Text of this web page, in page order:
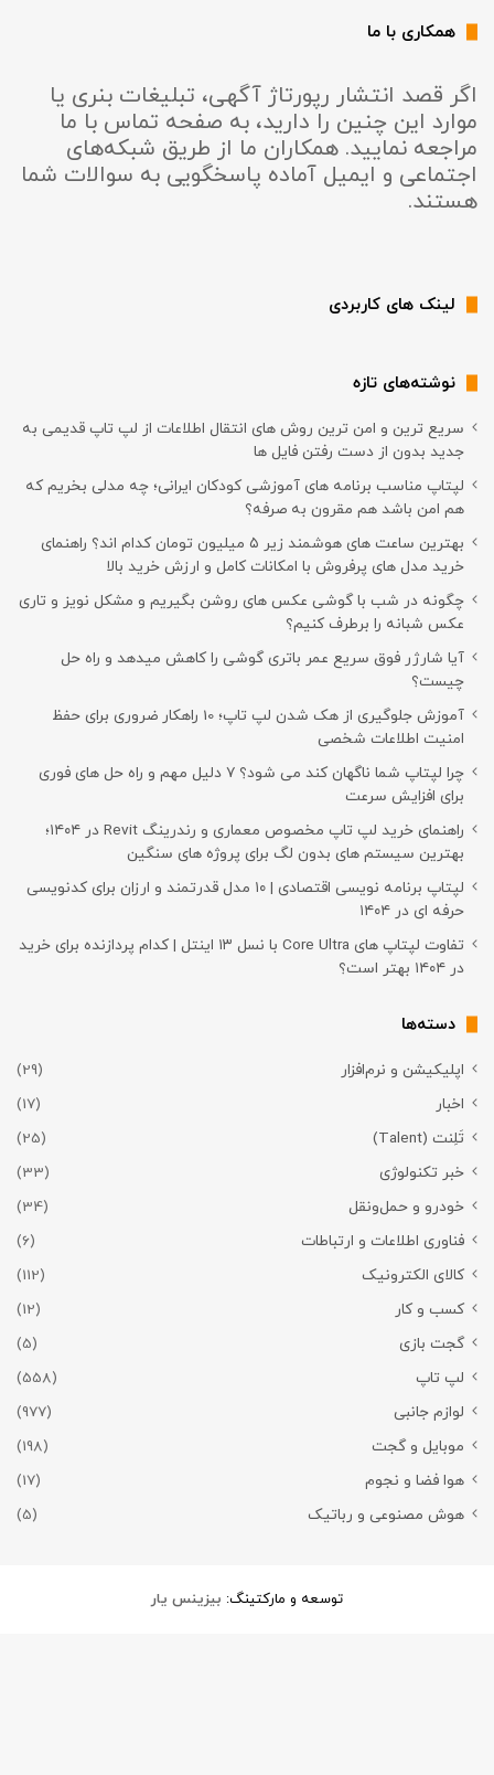
همکاری با ما
اگر قصد انتشار رپورتاژ آگهی، تبلیغات بنری یا
موارد این چنین را دارید، به صفحه تماس با ما
مراجعه نمایید. همکاران ما از طریق شبکه‌های
اجتماعی و ایمیل آماده پاسخگویی به سوالات شما
هستند.
لینک های کاربردی
نوشته‌های تازه
سریع ترین و امن ترین روش های انتقال اطلاعات از لپ تاپ قدیمی به
جدید بدون از دست رفتن فایل ها
لپتاپ مناسب برنامه های آموزشی کودکان ایرانی؛ چه مدلی بخریم که
هم امن باشد هم مقرون به صرفه؟
بهترین ساعت های هوشمند زیر ۵ میلیون تومان کدام اند؟ راهنمای
خرید مدل های پرفروش با امکانات کامل و ارزش خرید بالا
چگونه در شب با گوشی عکس های روشن بگیریم و مشکل نویز و تاری
عکس شبانه را برطرف کنیم؟
آیا شارژر فوق سریع عمر باتری گوشی را کاهش میدهد و راه حل
چیست؟
آموزش جلوگیری از هک شدن لپ تاپ؛ 10 راهکار ضروری برای حفظ
امنیت اطلاعات شخصی
چرا لپتاپ شما ناگهان کند می شود؟ ۷ دلیل مهم و راه حل های فوری
برای افزایش سرعت
راهنمای خرید لپ تاپ مخصوص معماری و رندرینگ Revit در ۱۴۰۴؛
بهترین سیستم های بدون لگ برای پروژه های سنگین
لپتاپ برنامه نویسی اقتصادی | ۱۰ مدل قدرتمند و ارزان برای کدنویسی
حرفه ای در ۱۴۰۴
تفاوت لپتاپ های Core Ultra با نسل ۱۳ اینتل | کدام پردازنده برای خرید
در ۱۴۰۴ بهتر است؟
دسته‌ها
اپلیکیشن و نرم‌افزار
(29)
اخبار
(17)
تَلِنت (Talent)
(25)
خبر تکنولوژی
(33)
خودرو و حمل‌و‌نقل
(34)
فناوری اطلاعات و ارتباطات
(6)
کالای الکترونیک
(112)
کسب و کار
(12)
گجت بازی
(5)
لپ تاپ
(558)
لوازم جانبی
(977)
موبایل و گجت
(198)
هوا فضا و نجوم
(17)
هوش مصنوعی و رباتیک
(5)
توسعه و مارکتینگ: بیزینس یار